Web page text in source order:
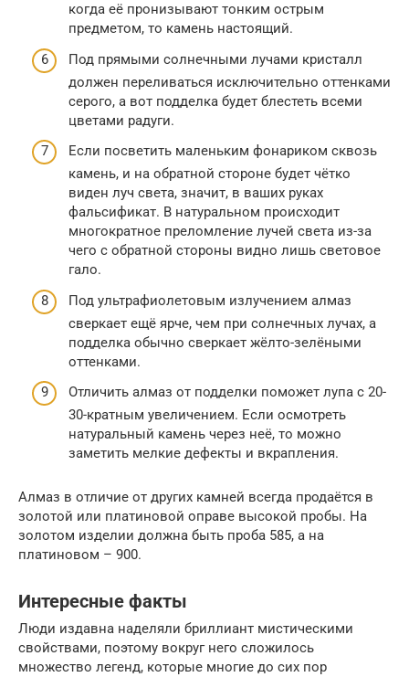
когда её пронизывают тонким острым
предметом, то камень настоящий.
Под прямыми солнечными лучами кристалл
должен переливаться исключительно оттенками
серого, а вот подделка будет блестеть всеми
цветами радуги.
Если посветить маленьким фонариком сквозь
камень, и на обратной стороне будет чётко
виден луч света, значит, в ваших руках
фальсификат. В натуральном происходит
многократное преломление лучей света из-за
чего с обратной стороны видно лишь световое
гало.
Под ультрафиолетовым излучением алмаз
сверкает ещё ярче, чем при солнечных лучах, а
подделка обычно сверкает жёлто-зелёными
оттенками.
Отличить алмаз от подделки поможет лупа с 20-
30-кратным увеличением. Если осмотреть
натуральный камень через неё, то можно
заметить мелкие дефекты и вкрапления.
Алмаз в отличие от других камней всегда продаётся в
золотой или платиновой оправе высокой пробы. На
золотом изделии должна быть проба 585, а на
платиновом – 900.
Интересные факты
Люди издавна наделяли бриллиант мистическими
свойствами, поэтому вокруг него сложилось
множество легенд, которые многие до сих пор